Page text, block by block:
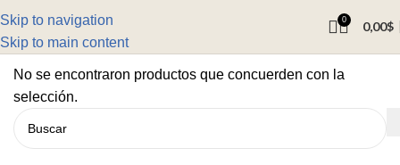
Skip to navigation
Skip to main content
0 0,00$
No se encontraron productos que concuerden con la
selección.